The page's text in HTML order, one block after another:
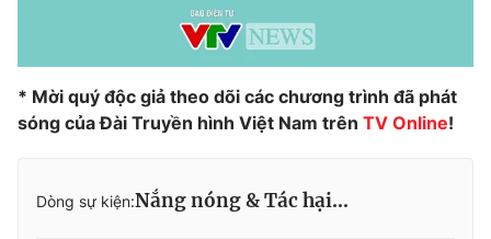
* Mời quý độc giả theo dõi các chương trình đã phát
sóng của Đài Truyền hình Việt Nam trên TV Online!
Dòng sự kiện:Nắng nóng & Tác hại...